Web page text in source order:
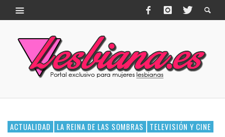
ACTUALIDAD LA REINA DE LAS SOMBRAS TELEVISIÓN Y CINE